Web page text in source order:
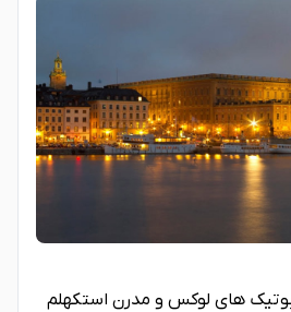
های لوکس و مدرن استکهلم